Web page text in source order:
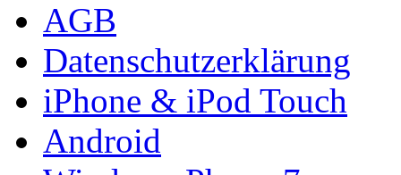
AGB
Datenschutzerklärung
iPhone & iPod Touch
Android